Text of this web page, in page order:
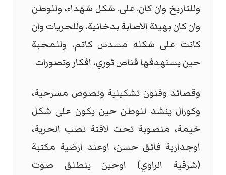
وللتاريخ وان كان. على. شكل شهداء، وللوطن
وان كان بهيئة الاصابة بدخانية، وللحريات وان
كانت على شكله مسدس كاتم، وللمحبة
حين يستهدفها قناص ثوري، افكار وتصورات
وقصائد وفنون تشكيلية ونصوص مسرحية،
وكورال ينشد للوطن حين يكون على شكل
خيمة، منصوبة تحت لافتة نصب الحرية،
اوجدارية فائق حسن، اوعند ارضية مكتبة
(شرقية الراوي) اوحين ينطلق صوت